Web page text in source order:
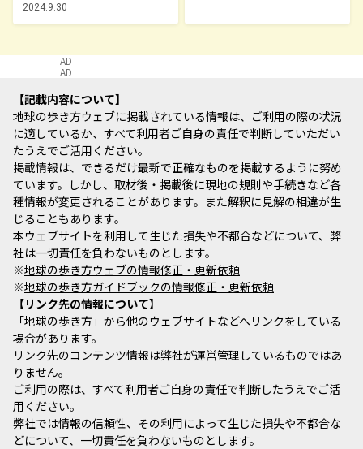
2024.9.30
AD
AD
記載内容について
地球の歩き方ウェブに掲載されている情報は、ご利用の際の状況
に適しているか、すべて利用者ご自身の責任で判断していただい
たうえでご活用ください。
掲載情報は、できるだけ最新で正確なものを掲載するように努め
ています。しかし、取材後・掲載後に現地の規則や手続きなど各
種情報が変更されることがあります。また解釈に見解の相違が生
じることもあります。
本ウェブサイトを利用して生じた損失や不都合などについて、弊
社は一切責任を負わないものとします。
※地球の歩き方ウェブの情報修正・更新依頼
※地球の歩き方ガイドブックの情報修正・更新依頼
リンク先の情報について
「地球の歩き方」から他のウェブサイトなどへリンクをしている
場合があります。
リンク先のコンテンツ情報は弊社が運営管理しているものではあ
りません。
ご利用の際は、すべて利用者ご自身の責任で判断したうえでご活
用ください。
弊社では情報の信頼性、その利用によって生じた損失や不都合な
どについて、一切責任を負わないものとします。